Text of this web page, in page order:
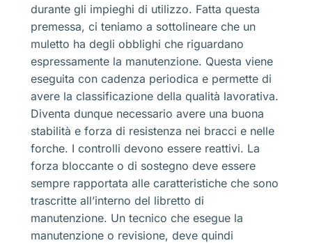
durante gli impieghi di utilizzo. Fatta questa
premessa, ci teniamo a sottolineare che un
muletto ha degli obblighi che riguardano
espressamente la manutenzione. Questa viene
eseguita con cadenza periodica e permette di
avere la classificazione della qualità lavorativa.
Diventa dunque necessario avere una buona
stabilità e forza di resistenza nei bracci e nelle
forche. I controlli devono essere reattivi. La
forza bloccante o di sostegno deve essere
sempre rapportata alle caratteristiche che sono
trascritte all’interno del libretto di
manutenzione. Un tecnico che esegue la
manutenzione o revisione, deve quindi